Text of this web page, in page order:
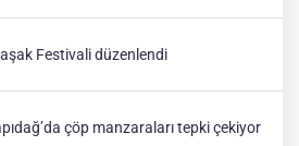
Festivali düzenlendi
çöp manzaraları tepki çekiyor